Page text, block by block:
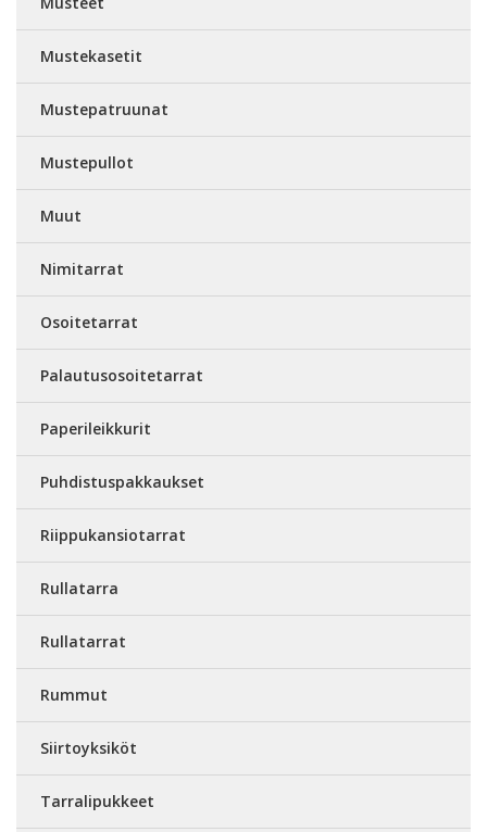
Mustekasetit
Mustepatruunat
Mustepullot
Muut
Nimitarrat
Osoitetarrat
Palautusosoitetarrat
Paperileikkurit
Puhdistuspakkaukset
Riippukansiotarrat
Rullatarra
Rullatarrat
Rummut
Siirtoyksiköt
Tarralipukkeet